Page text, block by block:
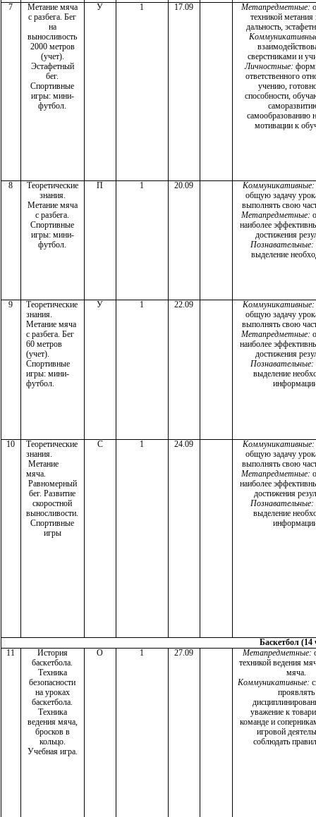
7
Метание мяча
с разбега. Бег
на
выносливость
2000 метров
(учет).
Эстафетный
бег.
Спортивные
игры: мини-
футбол.
У 1 17.09 Метапредметные:
техникой метания
дальность,
сверстниками и
Личностные:
ответственного
учению,
способности,
самообразованию
мотивации к
8
Теоретические
знания.
Метание мяча
с разбега.
Спортивные
игры: мини-
футбол.
П 1 20.09 Коммуникативные:
общую задачу
выполнять свою
Метапредметные:
наиболее
достижения
Познавательные:
выделение
9
Теоретические
знания.
Метание мяча
с разбега. Бег
60 метров
(учет).
Спортивные
игры: мини-
футбол.
У 1 22.09 Коммуникативные:
общую задачу
выполнять свою
Метапредметные:
наиболее
достижения
Познавательные:
выделение
10
Теоретические
знания.
Метание
мяча.
Равномерный
бег. Развитие
скоростной
выносливости.
Спортивные
игры
С 1 24.09 Коммуникативные:
общую задачу
выполнять свою
Метапредметные:
наиболее
достижения
Познавательные:
выделение
Баскетбол (14
11
История
баскетбола.
Техника
безопасности
на уроках
баскетбола.
Техника
ведения мяча,
бросков в
кольцо.
Учебная игра.
О 1 27.09 Метапредметные:
техникой ведения
мяча.
Коммуникативные:
проявлять
уважение к
команде и
игровой
соблюдать